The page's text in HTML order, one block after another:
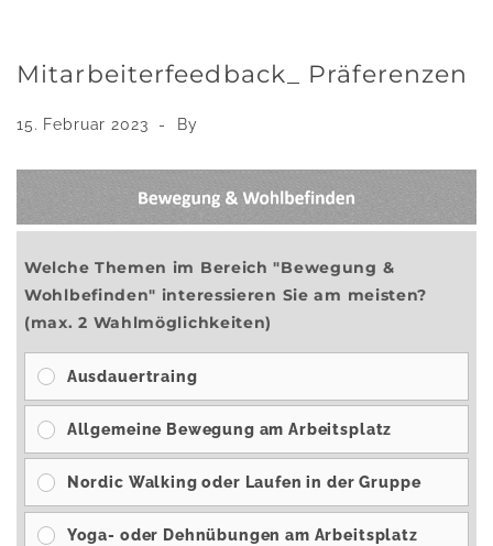
Mitarbeiterfeedback_ Präferenzen
15. Februar 2023 By
Welche Themen im Bereich "Bewegung &
Wohlbefinden" interessieren Sie am meisten?
(max. 2 Wahlmöglichkeiten)
Ausdauertraing
Allgemeine Bewegung am Arbeitsplatz
Nordic Walking oder Laufen in der Gruppe
Yoga- oder Dehnübungen am Arbeitsplatz